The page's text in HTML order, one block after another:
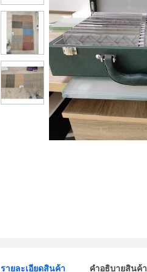
รายละเอียดสินค้า คําอธิบายสินค้า